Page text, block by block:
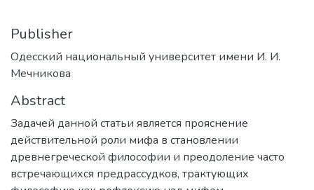
Publisher
Одесский национальный университет имени И. И.
Мечникова
Abstract
Задачей данной статьи является прояснение
действительной роли мифа в становлении
древнегреческой философии и преодоление часто
встречающихся предрассудков, трактующих